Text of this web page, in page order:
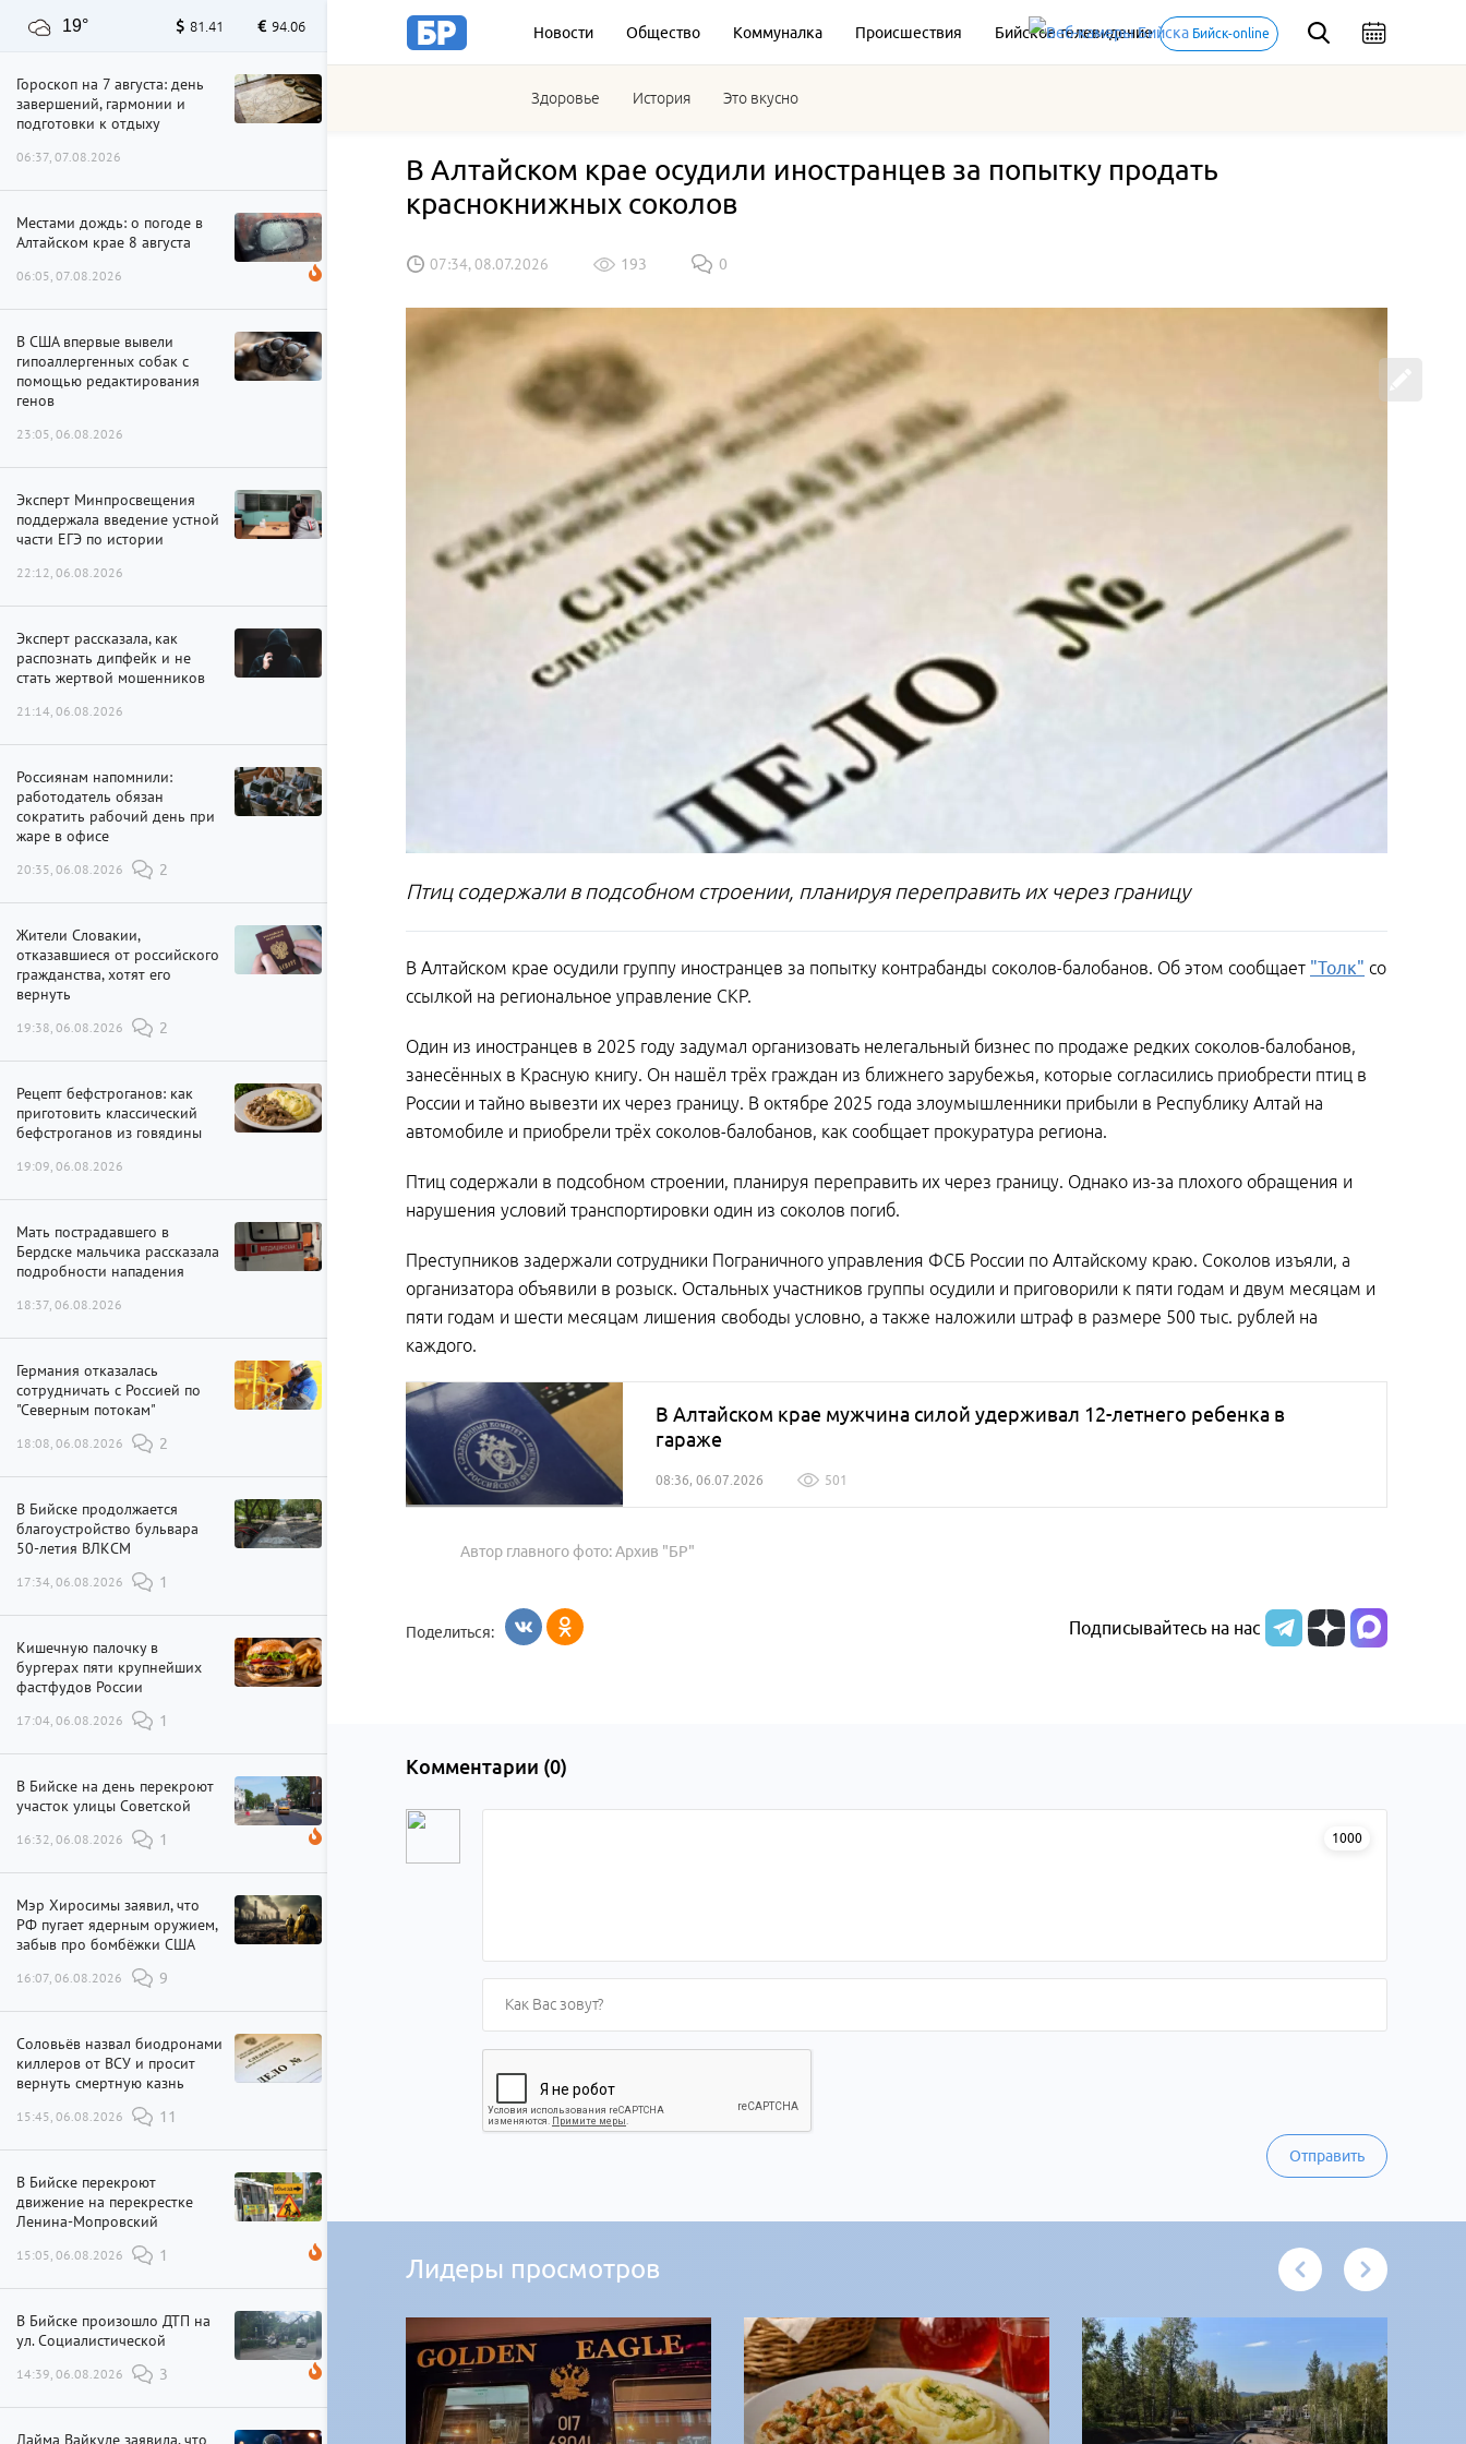
Новости Общество Коммуналка Происшествия Бийское телевидение Бийск-online
Здоровье История Это вкусно
19° 81.41 94.06
Гороскоп на 7 августа: день
завершений, гармонии и
подготовки к отдыху
06:37, 07.08.2026
Местами дождь: о погоде в
Алтайском крае 8 августа
06:05, 07.08.2026
В США впервые вывели
гипоаллергенных собак с
помощью редактирования
генов
23:05, 06.08.2026
Эксперт Минпросвещения
поддержала введение устной
части ЕГЭ по истории
22:12, 06.08.2026
Эксперт рассказала, как
распознать дипфейк и не
стать жертвой мошенников
21:14, 06.08.2026
Россиянам напомнили:
работодатель обязан
сократить рабочий день при
жаре в офисе
20:35, 06.08.2026 2
Жители Словакии,
отказавшиеся от российского
гражданства, хотят его
вернуть
19:38, 06.08.2026 2
Рецепт бефстроганов: как
приготовить классический
бефстроганов из говядины
19:09, 06.08.2026
Мать пострадавшего в
Бердске мальчика рассказала
подробности нападения
18:37, 06.08.2026
Германия отказалась
сотрудничать с Россией по
"Северным потокам"
18:08, 06.08.2026 2
В Бийске продолжается
благоустройство бульвара
50-летия ВЛКСМ
17:34, 06.08.2026 1
Кишечную палочку в
бургерах пяти крупнейших
фастфудов России
17:04, 06.08.2026 1
В Бийске на день перекроют
участок улицы Советской
16:32, 06.08.2026 1
Мэр Хиросимы заявил, что
РФ пугает ядерным оружием,
забыв про бомбёжки США
16:07, 06.08.2026 9
Соловьёв назвал биодронами
киллеров от ВСУ и просит
вернуть смертную казнь
15:45, 06.08.2026 11
В Бийске перекроют
движение на перекрестке
Ленина-Мопровский
15:05, 06.08.2026 1
В Бийске произошло ДТП на
ул. Социалистической
14:39, 06.08.2026 3
Лайма Вайкуле заявила, что
В Алтайском крае осудили иностранцев за попытку продать
краснокнижных соколов
07:34, 08.07.2026 193 0
Птиц содержали в подсобном строении, планируя переправить их через границу
В Алтайском крае осудили группу иностранцев за попытку контрабанды соколов-балобанов. Об этом сообщает "Толк" со
ссылкой на региональное управление СКР.
Один из иностранцев в 2025 году задумал организовать нелегальный бизнес по продаже редких соколов-балобанов,
занесённых в Красную книгу. Он нашёл трёх граждан из ближнего зарубежья, которые согласились приобрести птиц в
России и тайно вывезти их через границу. В октябре 2025 года злоумышленники прибыли в Республику Алтай на
автомобиле и приобрели трёх соколов-балобанов, как сообщает прокуратура региона.
Птиц содержали в подсобном строении, планируя переправить их через границу. Однако из-за плохого обращения и
нарушения условий транспортировки один из соколов погиб.
Преступников задержали сотрудники Пограничного управления ФСБ России по Алтайскому краю. Соколов изъяли, а
организатора объявили в розыск. Остальных участников группы осудили и приговорили к пяти годам и двум месяцам и
пяти годам и шести месяцам лишения свободы условно, а также наложили штраф в размере 500 тыс. рублей на
каждого.
В Алтайском крае мужчина силой удерживал 12-летнего ребенка в
гараже
08:36, 06.07.2026 501
Автор главного фото: Архив "БР"
Поделиться: Подписывайтесь на нас
Комментарии (0)
1000
Отправить
Лидеры просмотров